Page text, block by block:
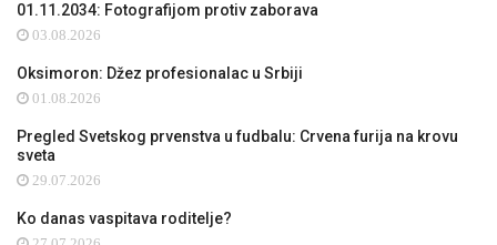
01.11.2034: Fotografijom protiv zaborava
03.08.2026
Oksimoron: Džez profesionalac u Srbiji
01.08.2026
Pregled Svetskog prvenstva u fudbalu: Crvena furija na krovu
sveta
29.07.2026
Ko danas vaspitava roditelje?